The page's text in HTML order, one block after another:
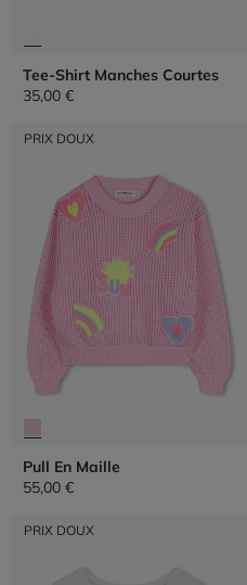
Tee-Shirt Manches Courtes
35,00 €
PRIX DOUX
Pull En Maille
55,00 €
PRIX DOUX